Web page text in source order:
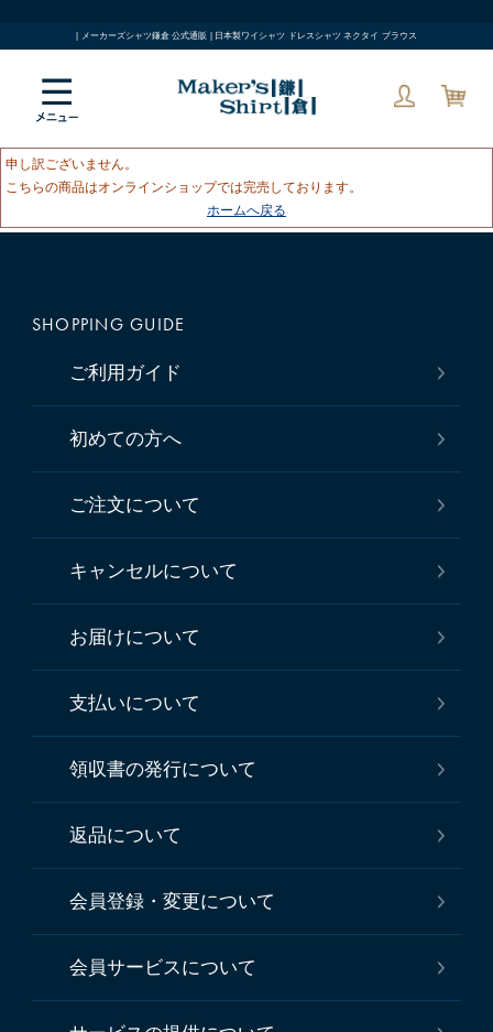
| メーカーズシャツ鎌倉 公式通販 | 日本製ワイシャツ ドレスシャツ ネクタイ ブラウス
申し訳ございません。
こちらの商品はオンラインショップでは完売しております。
ホームへ戻る
SHOPPING GUIDE
ご利用ガイド
初めての方へ
ご注文について
キャンセルについて
お届けについて
支払いについて
領収書の発行について
返品について
会員登録・変更について
会員サービスについて